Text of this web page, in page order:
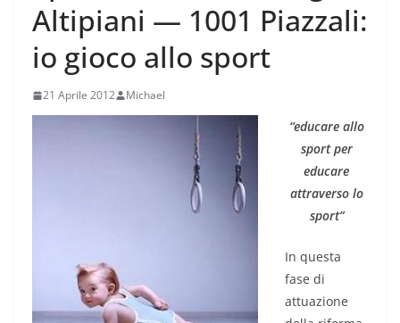
Altipiani — 1001 Piazzali:
io gioco allo sport
21 Aprile 2012 Michael
“educare allo
sport per
educare
attraverso lo
sport”
In questa
fase di
attuazione